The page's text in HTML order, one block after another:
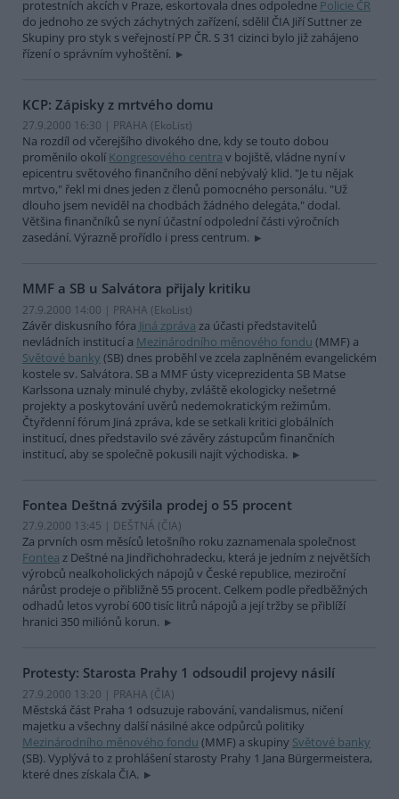
protestních akcích v Praze, eskortovala dnes odpoledne Policie ČR
do jednoho ze svých záchytných zařízení, sdělil ČIA Jiří Suttner ze
Skupiny pro styk s veřejností PP ČR. S 31 cizinci bylo již zahájeno
řízení o správním vyhoštění.
KCP: Zápisky z mrtvého domu
27.9.2000 16:30 | PRAHA (EkoList)
Na rozdíl od včerejšího divokého dne, kdy se touto dobou
proměnilo okolí Kongresového centra v bojiště, vládne nyní v
epicentru světového finančního dění nebývalý klid. "Je tu nějak
mrtvo," řekl mi dnes jeden z členů pomocného personálu. "Už
dlouho jsem neviděl na chodbách žádného delegáta," dodal.
Většina finančníků se nyní účastní odpolední části výročních
zasedání. Výrazně prořídlo i press centrum.
MMF a SB u Salvátora přijaly kritiku
27.9.2000 14:00 | PRAHA (EkoList)
Závěr diskusního fóra Jiná zpráva za účasti představitelů
nevládních institucí a Mezinárodního měnového fondu (MMF) a
Světové banky (SB) dnes proběhl ve zcela zaplněném evangelickém
kostele sv. Salvátora. SB a MMF ústy viceprezidenta SB Matse
Karlssona uznaly minulé chyby, zvláště ekologicky nešetrné
projekty a poskytování uvěrů nedemokratickým režimům.
Čtyřdenní fórum Jiná zpráva, kde se setkali kritici globálních
institucí, dnes představilo své závěry zástupcům finančních
institucí, aby se společně pokusili najít východiska.
Fontea Deštná zvýšila prodej o 55 procent
27.9.2000 13:45 | DEŠTNÁ (ČIA)
Za prvních osm měsíců letošního roku zaznamenala společnost
Fontea z Deštné na Jindřichohradecku, která je jedním z největších
výrobců nealkoholických nápojů v České republice, meziroční
nárůst prodeje o přibližně 55 procent. Celkem podle předběžných
odhadů letos vyrobí 600 tisíc litrů nápojů a její tržby se přiblíží
hranici 350 miliónů korun.
Protesty: Starosta Prahy 1 odsoudil projevy násilí
27.9.2000 13:20 | PRAHA (ČIA)
Městská část Praha 1 odsuzuje rabování, vandalismus, ničení
majetku a všechny další násilné akce odpůrců politiky
Mezinárodního měnového fondu (MMF) a skupiny Světové banky
(SB). Vyplývá to z prohlášení starosty Prahy 1 Jana Bürgermeistera,
které dnes získala ČIA.